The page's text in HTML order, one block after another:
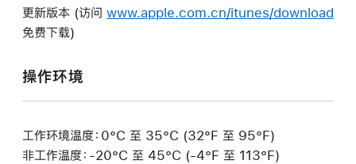
更新版本 (访问 www.apple.com.cn/itunes/download
免费下载)
操作环境
工作环境温度：0°C 至 35°C (32°F 至 95°F)
非工作温度：-20°C 至 45°C (-4°F 至 113°F)